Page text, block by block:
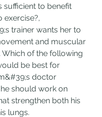
sufficient to benefit
exercise?,
trainer wants her to
and muscular
Which of the following
be best for
doctor
should work on
strengthen both his
lungs.